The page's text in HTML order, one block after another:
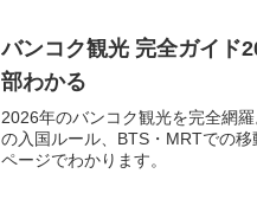
バンコク観光 完全ガイド
部わかる
2026年のバンコク観光を完全網
の入国ルール、BTS・MRTでの
ページでわかります。